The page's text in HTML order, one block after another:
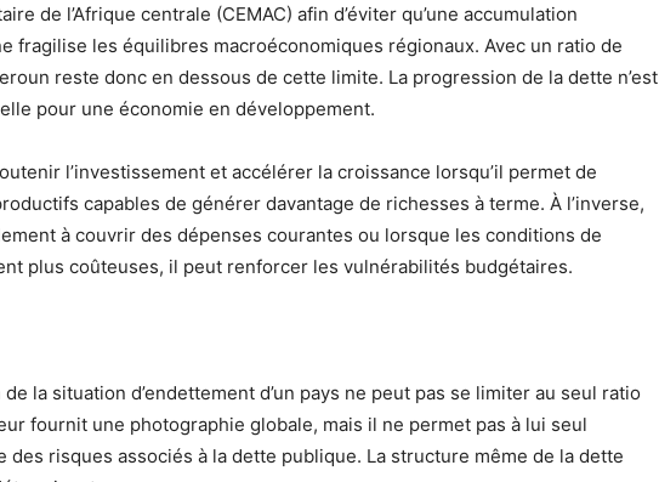
de l’Afrique centrale (CEMAC) afin d’éviter qu’une accumulation
fragilise les équilibres macroéconomiques régionaux. Avec un ratio de
reste donc en dessous de cette limite. La progression de la dette n’est
pour une économie en développement.
l’investissement et accélérer la croissance lorsqu’il permet de
capables de générer davantage de richesses à terme. À l’inverse,
à couvrir des dépenses courantes ou lorsque les conditions de
plus coûteuses, il peut renforcer les vulnérabilités budgétaires.
la situation d’endettement d’un pays ne peut pas se limiter au seul ratio
fournit une photographie globale, mais il ne permet pas à lui seul
des risques associés à la dette publique. La structure même de la dette